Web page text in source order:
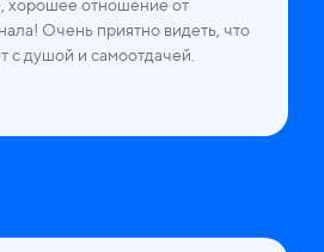
хорошее отношение от
Очень приятно видеть, что
с душой и самоотдачей.